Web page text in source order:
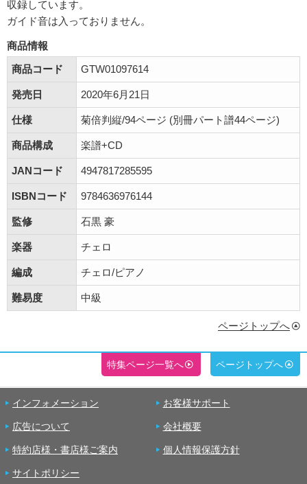
収録しています。
ガイド音は入っておりません。
商品情報
商品コード
GTW01097614
発売日 2020年6月21日
仕様 菊倍判縦/94ページ (別冊パート譜44ページ)
商品構成 楽譜+CD
JANコード 4947817285595
ISBNコード 9784636976144
監修 石黒 豪
楽器 チェロ
編成 チェロ/ピアノ
難易度 中級
ページトップへ
特集ページ一覧へ ページトップへ
インフォメーション お客様サポート
広告について 会社概要
特約店様・書店様ご案内 個人情報保護方針
サイトポリシー